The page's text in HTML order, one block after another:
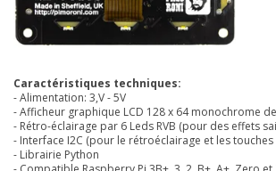
Caractéristiques techniques:
- Alimentation: 3,V - 5V
- Afficheur graphique LCD 128 x 64 monochrome
- Rétro-éclairage par 6 Leds RVB (pour des effets
- Interface I2C (pour le rétroéclairage et les touches
- Librairie Python